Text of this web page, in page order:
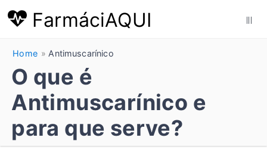
FarmáciAQUI
Home Antimuscarínico
O que é
Antimuscarínico e
para que serve?